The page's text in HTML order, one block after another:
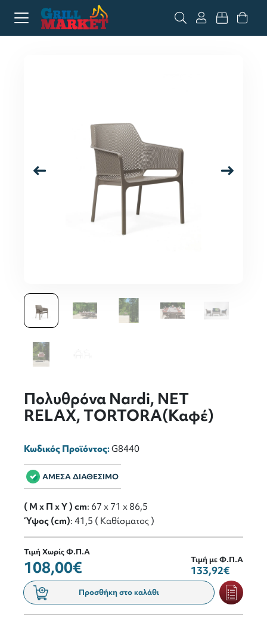
Πολυθρόνα Nardi, NET
RELAX, ΤORTORA(Καφέ)
Κωδικός Προϊόντος:G8440
ΑΜΕΣΑ ΔΙΑΘΕΣΙΜΟ
( M x Π x Y ) cm: 67 x 71 x 86,5
Ύψος (cm): 41,5 ( Καθίσματος )
Τιμή Χωρίς Φ.Π.Α
108,00€ Τιμή με Φ.Π.Α
133,92€
Προσθήκη στο καλάθι